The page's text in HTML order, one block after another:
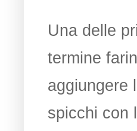
Una delle
termine
aggiungere
spicchi con